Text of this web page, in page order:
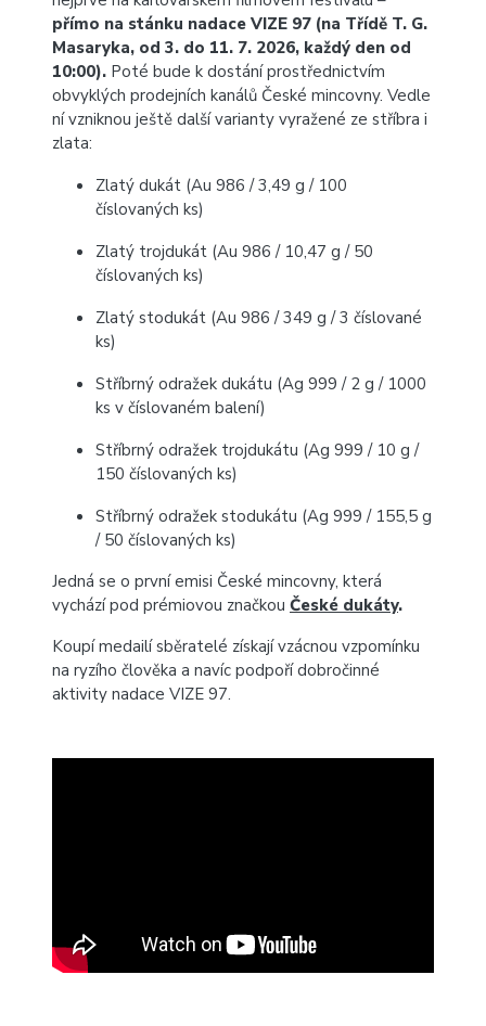
přímo na stánku nadace VIZE 97 (na Třídě T. G.
Masaryka, od 3. do 11. 7. 2026, každý den od
10:00). Poté bude k dostání prostřednictvím
obvyklých prodejních kanálů České mincovny. Vedle
ní vzniknou ještě další varianty vyražené ze stříbra i
zlata:
Zlatý dukát (Au 986 / 3,49 g / 100
číslovaných ks)
Zlatý trojdukát (Au 986 / 10,47 g / 50
číslovaných ks)
Zlatý stodukát (Au 986 / 349 g / 3 číslované
ks)
Stříbrný odražek dukátu (Ag 999 / 2 g / 1000
ks v číslovaném balení)
Stříbrný odražek trojdukátu (Ag 999 / 10 g /
150 číslovaných ks)
Stříbrný odražek stodukátu (Ag 999 / 155,5 g
/ 50 číslovaných ks)
Jedná se o první emisi České mincovny, která
vychází pod prémiovou značkou České dukáty.
Koupí medailí sběratelé získají vzácnou vzpomínku
na ryzího člověka a navíc podpoří dobročinné
aktivity nadace VIZE 97.